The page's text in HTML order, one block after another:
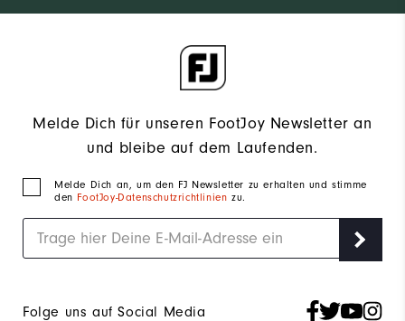
Melde Dich für unseren FootJoy Newsletter an
und bleibe auf dem Laufenden.
Melde Dich an, um den FJ Newsletter zu erhalten und stimme
den FootJoy-Datenschutzrichtlinienzu.
Folge uns auf Social Media